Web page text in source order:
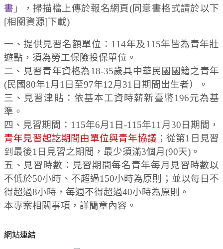
書 」，掃描檔上傳於報名網頁(同意書格式請於以下
[相關資源]下載)
一、提供見習名額單位：114年及115年皆為青年壯
遊點，須為勞工保險投保單位。
二、見習青年資格為18-35歲具中華民國國籍之青年
(民國80年1月1日至97年12月31日期間出生者）。
三、見習津貼：依基本工資時薪新臺幣196元為基
準。
四、見習期間：115年6月1日-115年11月30日期間，
青年見習起訖期間由單位與青年協議 ；從第1日見習
到最後1日見習之期間，最少須滿3個月(90天)。
五、見習時數：見習期間每名青年每月見習時數以
不低於50小時、不超過150小時為原則；並以每日不
得超過8小時，每週不得超過40小時為原則。
本專案相關事項，詳簡章內容。
網站連結